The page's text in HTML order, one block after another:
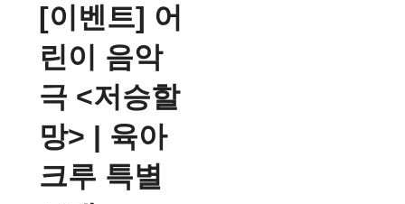
[이벤트] 어
린이 음악
극 <저승할
망> | 육아
크루 특별